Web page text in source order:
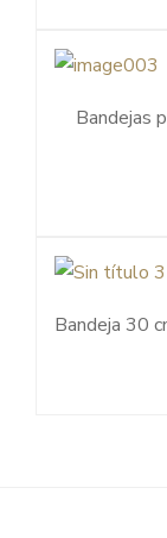
Bandejas
Bandeja 30